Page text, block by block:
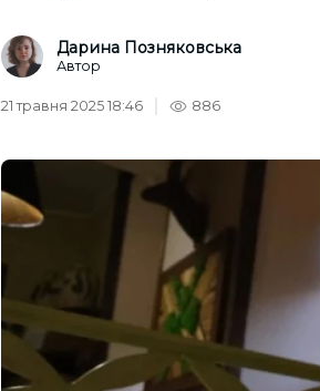
Дарина Позняковська
Автор
21 травня 2025 18:46 886